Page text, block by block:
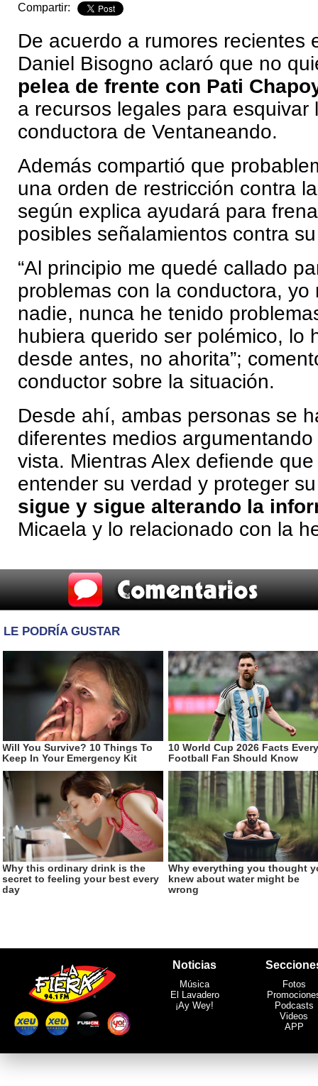
Compartir:
De acuerdo a rumores recientes
Daniel Bisogno aclaró que no
pelea de frente con Pati
a recursos legales para esquivar
conductora de Ventaneando.
Además compartió que
una orden de restricción contra
según explica ayudará para
posibles señalamientos contra
“Al principio me quedé callado
problemas con la conductora, yo
nadie, nunca he tenido
hubiera querido ser polémico, lo
desde antes, no ahorita”;
conductor sobre la situación.
Desde ahí, ambas personas se
diferentes medios
vista. Mientras Alex defiende
entender su verdad y proteger
sigue y sigue alterando la
Micaela y lo relacionado con la
Noticias
Música
El Lavadero
¡Ay Wey!
Fotos
Podcasts
Videos
APP